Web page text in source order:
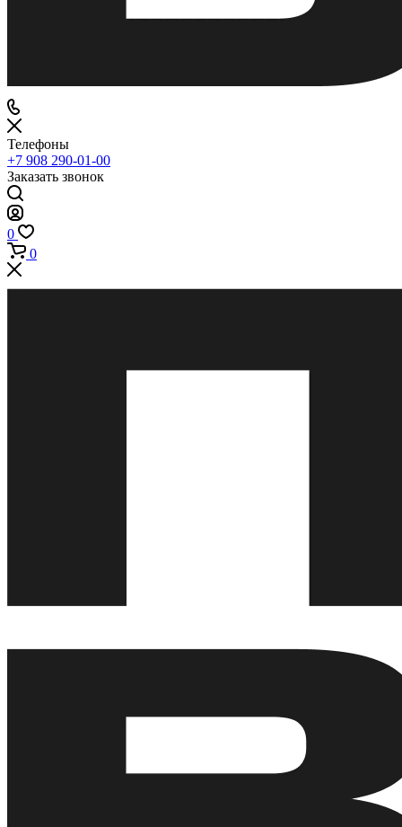
Телефоны
+7 908 290-01-00
Заказать звонок
0
0